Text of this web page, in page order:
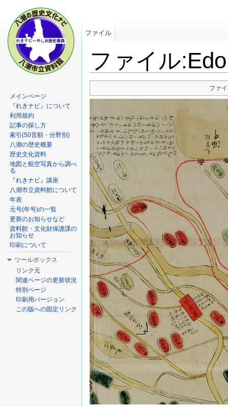
ファイル
ファ
ファイル
メインページ
『れきナビ』について
利用規約
記事の探し方
索引(50音順・分野別)
八潮の歴史概要
歴史文化資料
地図と航空写真から調べ
る
『れきナビ』講座
八潮市立資料館について
年表
元号(年号)の一覧
更新のお知らせなど
資料館・文化財保護課の
お知らせ
印刷について
ツールボックス
リンク元
関連ページの更新状況
特別ページ
印刷用バージョン
この版への固定リンク